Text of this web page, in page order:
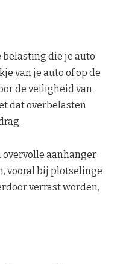
die je auto
van je auto of op de
de veiligheid van
dat overbelasten
aanhanger
vooral bij plotselinge
verrast worden,